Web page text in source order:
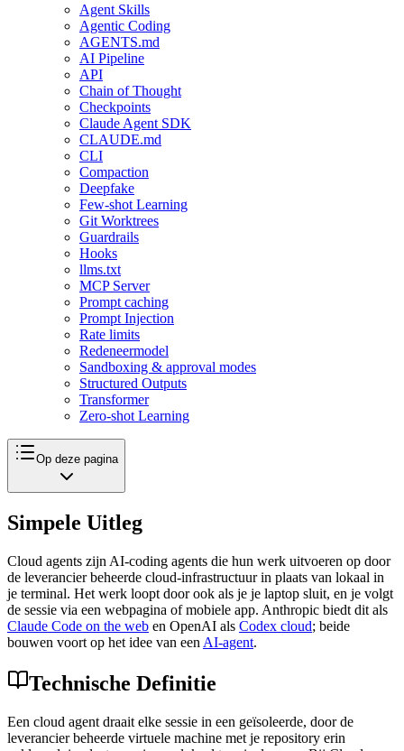
Agent Skills
Agentic Coding
AGENTS.md
AI Pipeline
API
Chain of Thought
Checkpoints
Claude Agent SDK
CLAUDE.md
CLI
Compaction
Deepfake
Few-shot Learning
Git Worktrees
Guardrails
Hooks
llms.txt
MCP Server
Prompt caching
Prompt Injection
Rate limits
Redeneermodel
Sandboxing & approval modes
Structured Outputs
Transformer
Zero-shot Learning
Op deze pagina
Simpele Uitleg
Cloud agents zijn AI-coding agents die hun werk uitvoeren op door
de leverancier beheerde cloud-infrastructuur in plaats van lokaal in
je terminal. Het werk loopt door ook als je je laptop sluit, en je volgt
de sessie via een webpagina of mobiele app. Anthropic biedt dit als
Claude Code on the web en OpenAI als Codex cloud; beide
bouwen voort op het idee van een AI-agent.
Technische Definitie
Een cloud agent draait elke sessie in een geïsoleerde, door de
leverancier beheerde virtuele machine met je repository erin